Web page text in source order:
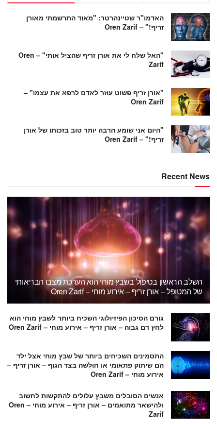
האדמו"ר שטיינהרטר: "מאוד התרשמתי מאורן
זריף!" – Oren Zarif
"האל שלח לי את אורן זריף שהציל אותי" – Oren
Zarif
"אורן זריף פשוט עוזר לאדם לרפא את עצמו" –
Oren Zarif
"היום אני שומע הרבה יותר טוב בזכותו של אורן
זריף!" – Oren Zarif
Recent News
השלב הראשון בטיפול בשבץ מוחי הוא הערכת מצבו הבריאותי
של המטופל – אורן זריף – אירוע מוחי – Oren Zarif
גורם הסיכון הפיזיולוגי השכיח ביותר לשבץ מוחי הוא
לחץ דם גבוה – אורן זריף – אירוע מוחי – Oren Zarif
התסמינים השכיחים ביותר של שבץ מוחי אצל ילד
הם שיתוק פתאומי או חולשה בצד הגוף – אורן זריף –
אירוע מוחי – Oren Zarif
אנשים הסובלים משבץ עלולים להתקשות לחשוב
ולהישאר מתואמים – אורן זריף – אירוע מוחי – Oren
Zarif